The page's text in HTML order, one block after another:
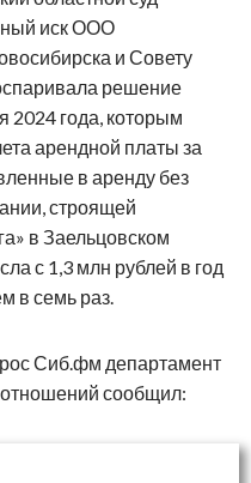
иск ООО
и Совету
решение
2024 года, которым
арендной платы за
в аренду без
строящей
в Заельцовском
с 1,3 млн рублей в год
в семь раз.
Сиб.фм департамент
сообщил: